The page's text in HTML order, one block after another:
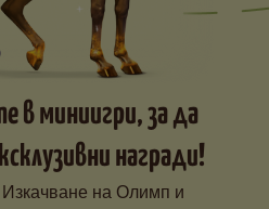
в миниигри, за да
награди!
на Олимп и